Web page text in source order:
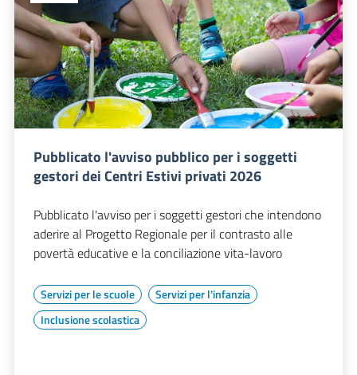
Pubblicato l'avviso pubblico per i soggetti
gestori dei Centri Estivi privati 2026
Pubblicato l'avviso per i soggetti gestori che intendono
aderire al Progetto Regionale per il contrasto alle
povertà educative e la conciliazione vita-lavoro
Servizi per le scuole
Servizi per l'infanzia
Inclusione scolastica